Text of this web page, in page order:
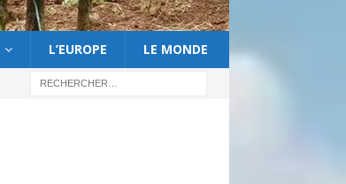
L’EUROPE LE MONDE